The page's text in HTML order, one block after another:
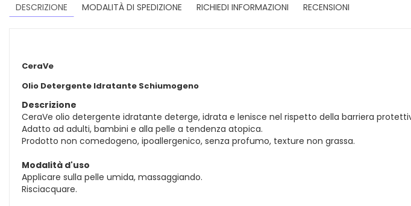
DESCRIZIONE MODALITÀ DI SPEDIZIONE RICHIEDI INFORMAZIONI RECENSIONI
CeraVe
Olio Detergente Idratante Schiumogeno
Descrizione
CeraVe olio detergente idratante deterge, idrata e lenisce nel rispetto della barriera
Adatto ad adulti, bambini e alla pelle a tendenza atopica.
Prodotto non comedogeno, ipoallergenico, senza profumo, texture non grassa.
Modalità d'uso
Applicare sulla pelle umida, massaggiando.
Risciacquare.